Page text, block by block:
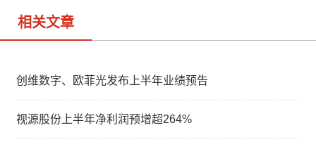
相关文章
创维数字、欧菲光发布上半年业绩预告
视源股份上半年净利润预增超264%